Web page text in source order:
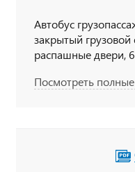
Автобус
закрытый грузовой
распашные двери,
Посмотреть